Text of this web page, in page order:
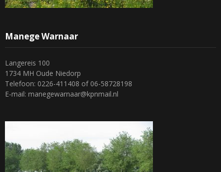
Manege Warnaar
Langereis 100
1734 MH Oude Niedorp
Telefoon: 0226-411408 of 06-58728198
E-mail: manegewarnaar@kpnmail.nl